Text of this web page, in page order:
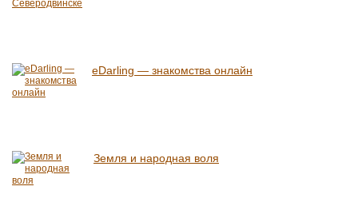
eDarling — знакомства онлайн
Земля и народная воля